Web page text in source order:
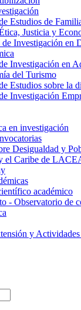
Estudios de
Justicia y
de Investigación en
Investigación en
del Turismo
Estudios sobre la
Investigación
en investigación
Desigualdad y
el Caribe de
académico
- Observatorio de
y